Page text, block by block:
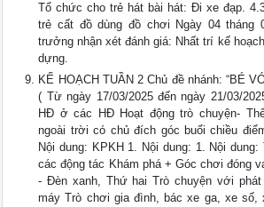
Tổ chức cho trẻ hát bài hát: Đi xe đạp.
trẻ cất đồ dùng đồ chơi Ngày 04 tháng
trưởng nhận xét đánh giá: Nhất trí kế
dựng.
KẾ HOẠCH TUẦN 2 Chủ đề nhánh: “BÉ
( Từ ngày 17/03/2025 đến ngày 21/03/
HĐ ở các HĐ Hoạt động trò chuyện-
ngoài trời có chủ đích góc buổi chiều
Nội dung: KPKH 1. Nội dung: 1. Nội
các động tác Khám phá + Góc chơi đóng
- Đèn xanh, Thứ hai Trò chuyện với
máy Trò chơi gia đình, bác xe ga, xe số,